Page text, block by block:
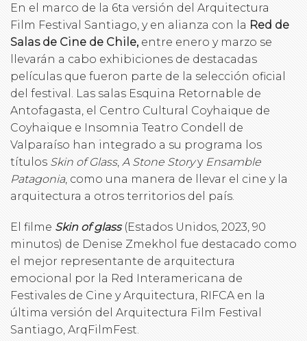
En el marco de la 6ta versión del Arquitectura
Film Festival Santiago, y en alianza con la Red de
Salas de Cine de Chile, entre enero y marzo se
llevarán a cabo exhibiciones de destacadas
películas que fueron parte de la selección oficial
del festival. Las salas Esquina Retornable de
Antofagasta, el Centro Cultural Coyhaique de
Coyhaique e Insomnia Teatro Condell de
Valparaíso han integrado a su programa los
títulos Skin of Glass, A Stone Storyy Ensamble
Patagonia, como una manera de llevar el cine y la
arquitectura a otros territorios del país.
El filme Skin of glass (Estados Unidos, 2023, 90
minutos) de Denise Zmekhol fue destacado como
el mejor representante de arquitectura
emocional por la Red Interamericana de
Festivales de Cine y Arquitectura, RIFCA en la
última versión del Arquitectura Film Festival
Santiago, ArqFilmFest.